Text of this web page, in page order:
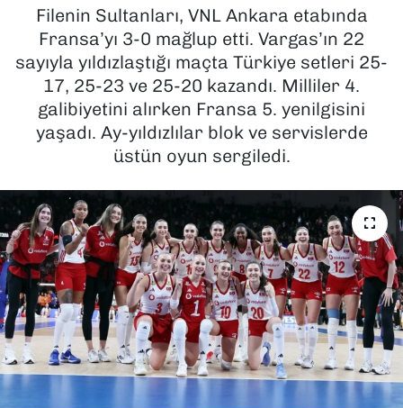
Filenin Sultanları, VNL Ankara etabında
Fransa’yı 3-0 mağlup etti. Vargas’ın 22
sayıyla yıldızlaştığı maçta Türkiye setleri 25-
17, 25-23 ve 25-20 kazandı. Milliler 4.
galibiyetini alırken Fransa 5. yenilgisini
yaşadı. Ay-yıldızlılar blok ve servislerde
üstün oyun sergiledi.
KÜLTÜR SANAT
MAGAZİN
POLİTİKA
SAĞLIK
SPOR
TEKNOLOJİ
YAŞAM
YEREL YÖNETİMLER
Son Dakika Haberleri
Haber Arşivi